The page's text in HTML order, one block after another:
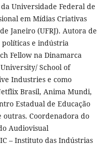
Universidade Federal de
em Mídias Criativas
Janeiro (UFRJ). Autora de
e indústria
Fellow na Dinamarca
School of
Industries e como
Brasil, Anima Mundi,
Estadual de Educação
outras. Coordenadora do
Audiovisual
– Instituto das Indústrias